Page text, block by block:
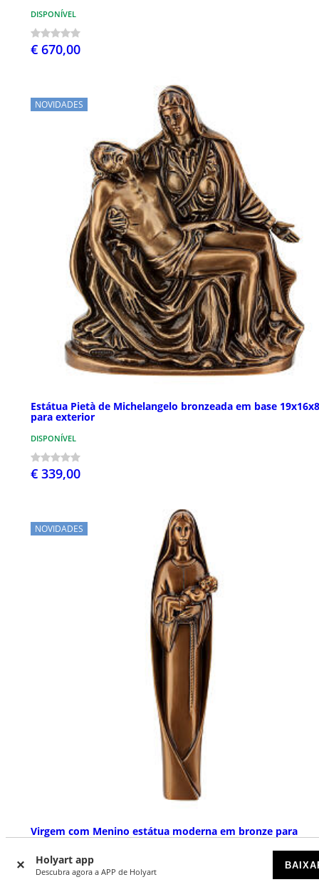
Holyart app
Descubra agora a APP de Holyart
DISPONÍVEL
€ 670,00
NOVIDADES
Estátua Pietà de Michelangelo bronzeada em base
para exterior
DISPONÍVEL
€ 339,00
NOVIDADES
Virgem com Menino estátua moderna em bronze para
exterior 40x10x5 cm
DISPONÍVEL